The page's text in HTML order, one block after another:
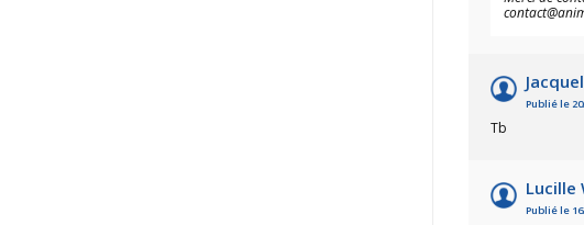
Publié le
Tb
Lucille
Publié le